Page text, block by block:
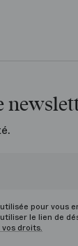
pour vous
le lien de
droits.